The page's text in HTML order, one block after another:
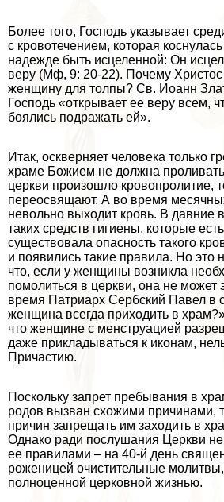
Более того, Господь указывает
с кровотечением, которая
надежде быть исцеленной: Он
веру (Мф, 9: 20-22). Почему Христос
женщину для толпы? Св. Иоанн
Господь «открывает ее веру всем,
боялись подражать ей».
Итак, оскверняет человека только
храме Божием не должна
церкви произошло кровопролитие,
переосвящают. А во время
невольно выходит кровь. В
таких средств гигиены, которые
существовала опасность такого
и появились такие правила. Но это
что, если у женщины возникла
помолиться в церкви, она не может
время Патриарх Сербский Павел в
женщина всегда приходить в
что женщине с мeнcтpуацией
даже прикладываться к иконам,
Причастию.
Поскольку запрет пребывания в
родов вызван схожими причинами,
причин запрещать им заходить в
Однако ради послушания Церкви не
ее правилами – на 40-й день
роженицей очистительные
полноценной церковной жизнью.